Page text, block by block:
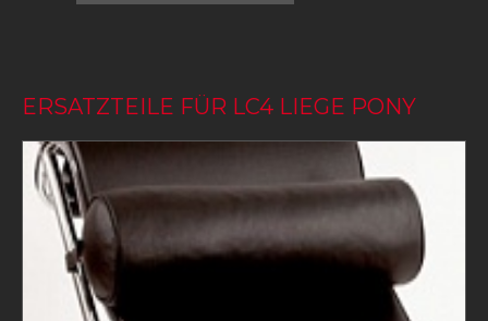
ERSATZTEILE FÜR LC4 LIEGE PONY